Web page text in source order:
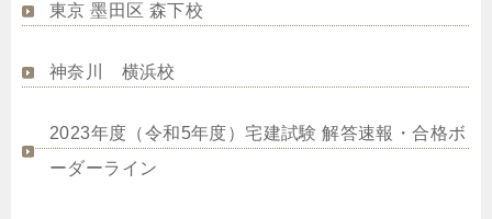
東京 墨田区 森下校
神奈川 横浜校
2023年度（令和5年度）宅建試験 解答速報・合格ボ
ーダーライン